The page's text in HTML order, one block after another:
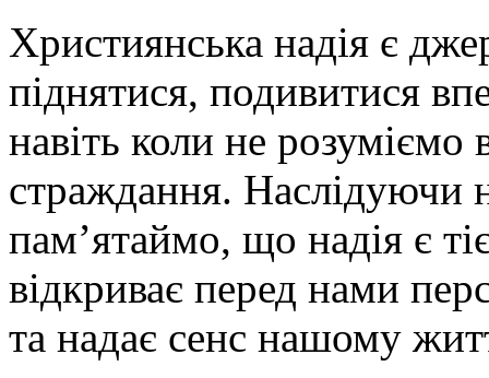
Християнська надія є
піднятися, подивитися
навіть коли не
страждання. Наслідуючи
пам’ятаймо, що надія є
відкриває перед нами
та надає сенс нашому